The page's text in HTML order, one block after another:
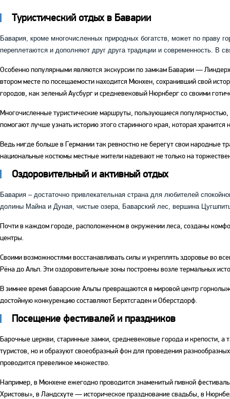
Туристический отдых в Баварии
Бавария, кроме многочисленных природных богатств, может по праву
переплетаются и дополняют друг друга традиции и современность. В
Особенно популярными являются экскурсии по замкам Баварии —
втором месте по посещаемости находится Мюнхен, сохранивший свой
городов, как зеленый Аусбург и средневековый Нюрнберг со своими
Многочисленные туристические маршруты, пользующиеся
помогают лучше узнать историю этого старинного края, которая
Ведь нигде больше в Германии так ревностно не берегут свои народные
национальные костюмы местные жители надевают не только на
Оздоровительный и активный отдых
Бавария – достаточно привлекательная страна для любителей
долины Майна и Дуная, чистые озера, Баварский лес, вершина
Почти в каждом городе, расположенном в окружении леса, созданы
центры.
Своими возможностями восстанавливать силы и укреплять здоровье во
Рёна до Альп. Эти оздоровительные зоны построены возле термальных
В зимнее время баварские Альпы превращаются в мировой центр
достойную конкуренцию составляют Берхтсгаден и Оберстдорф.
Посещение фестивалей и праздников
Барочные церкви, старинные замки, средневековые города и крепости,
туристов, но и образуют своеобразный фон для проведения
проводится превеликое множество.
Например, в Мюнхене ежегодно проводится знаменитый пивной
Христовы», в Ландсхуте — историческое празднование свадьбы, в